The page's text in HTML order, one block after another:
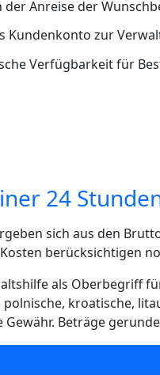
der Anreise der
Kundenkonto zur
Verfügbarkeit für
24
sich aus den
berücksichtigen
als Oberbegriff
kroatische,
Gewähr. Beträge